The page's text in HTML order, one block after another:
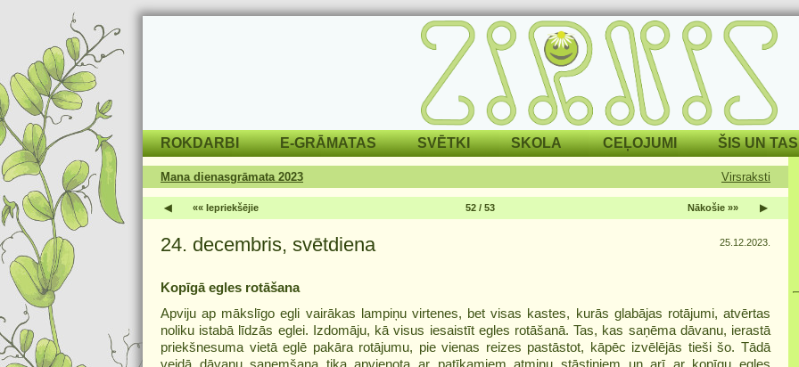
ROKDARBI E-GRĀMATAS SVĒTKI SKOLA CEĻOJUMI ŠIS UN TAS
Mana dienasgrāmata 2023 Virsraksti
◀ «« Iepriekšējie 52 / 53 ▶
Nākošie »»
24. decembris, svētdiena 25.12.2023.
Kopīgā egles rotāšana
Apviju ap mākslīgo egli vairākas lampiņu virtenes, bet visas kastes, kurās glabājas rotājumi, atvērtas
noliku istabā līdzās eglei. Izdomāju, kā visus iesaistīt egles rotāšanā. Tas, kas saņēma dāvanu, ierastā
priekšnesuma vietā eglē pakāra rotājumu, pie vienas reizes pastāstot, kāpēc izvēlējās tieši šo. Tādā
veidā dāvanu saņemšana tika apvienota ar patīkamiem atmiņu stāstiņiem un arī ar kopīgu egles